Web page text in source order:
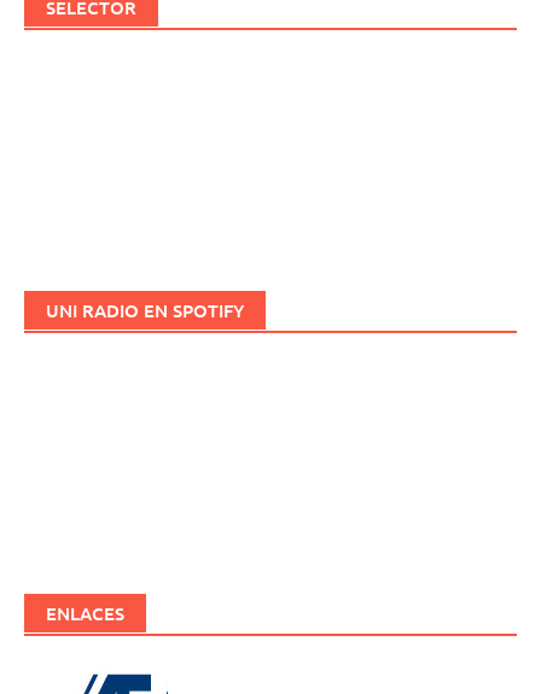
SELECTOR
UNI RADIO EN SPOTIFY
ENLACES